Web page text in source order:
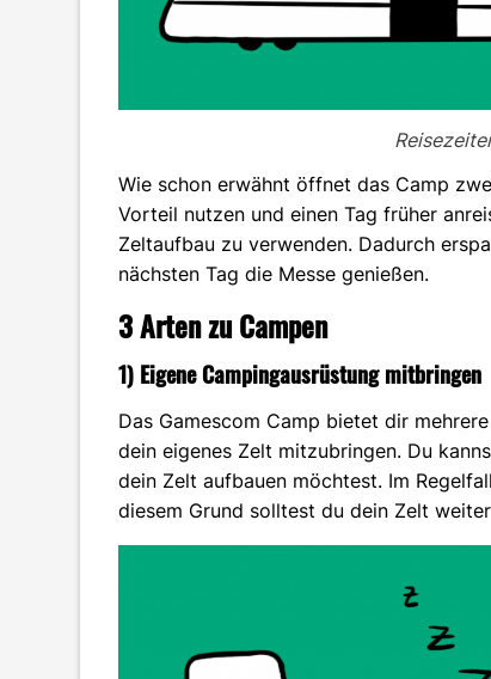
Wie schon erwähnt öffnet das Camp
Vorteil nutzen und einen Tag früher
Zeltaufbau zu verwenden. Dadurch
nächsten Tag die Messe genießen.
3 Arten zu Campen
1) Eigene Campingausrüstung mitbringen
Das Gamescom Camp bietet dir
dein eigenes Zelt mitzubringen. Du
dein Zelt aufbauen möchtest. Im
diesem Grund solltest du dein Zelt